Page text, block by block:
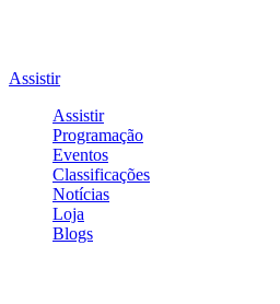
Assistir
Assistir
Programação
Eventos
Classificações
Notícias
Loja
Blogs